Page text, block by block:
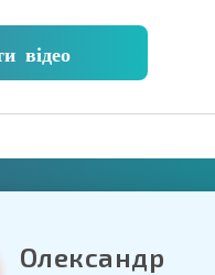
відео
Олександр